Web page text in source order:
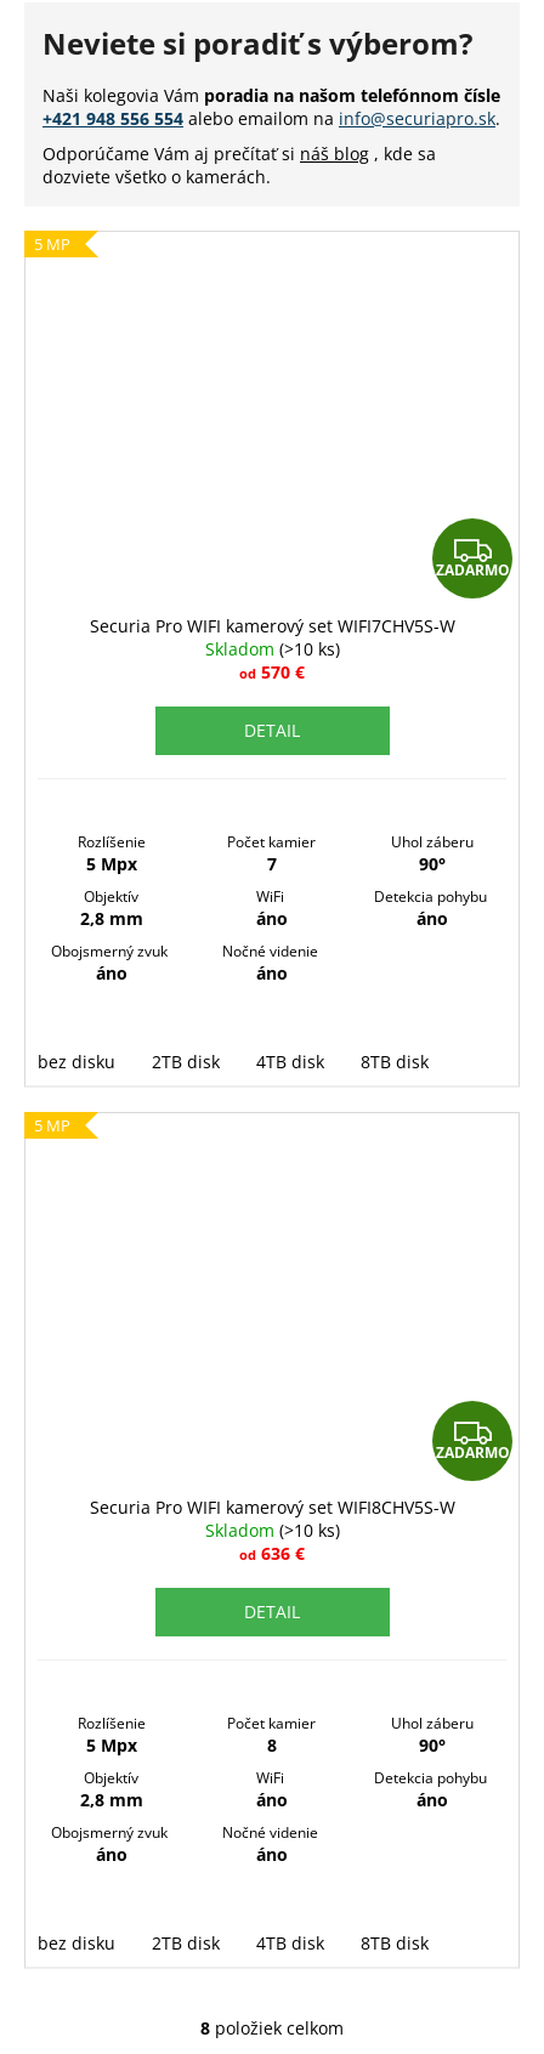
Neviete si poradiť s výberom?
Naši kolegovia Vám poradia na našom telefónnom čísle
+421 948 556 554 alebo emailom na info@securiapro.sk.
Odporúčame Vám aj prečítať si náš blog , kde sa
dozviete všetko o kamerách.
5 MP
Z
A
ZADARMO
Securia Pro WIFI kamerový set WIFI7CHV5S-W
Skladom (>10 ks)
od 570 €
DETAIL
Rozlíšenie
5 Mpx
Počet kamier
7
Uhol záberu
90°
Objektív
2,8 mm
WiFi
áno
Detekcia pohybu
áno
Obojsmerný zvuk
áno
Nočné videnie
áno
bez disku 2TB disk 4TB disk 8TB disk
5 MP
Z
A
ZADARMO
Securia Pro WIFI kamerový set WIFI8CHV5S-W
Skladom (>10 ks)
od 636 €
DETAIL
Rozlíšenie
5 Mpx
Počet kamier
8
Uhol záberu
90°
Objektív
2,8 mm
WiFi
áno
Detekcia pohybu
áno
Obojsmerný zvuk
áno
Nočné videnie
áno
bez disku 2TB disk 4TB disk 8TB disk
O
8 položiek celkom